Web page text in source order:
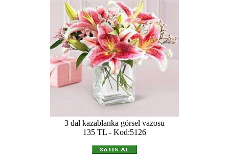
3 dal kazablanka görsel vazosu
135 TL - Kod:5126